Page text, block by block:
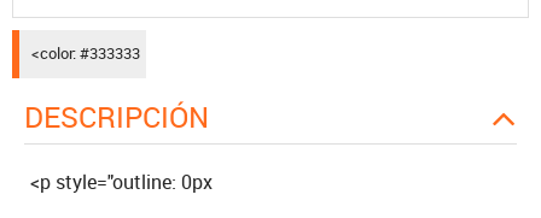
<color: #333333
DESCRIPCIÓN
<p style="outline: 0px